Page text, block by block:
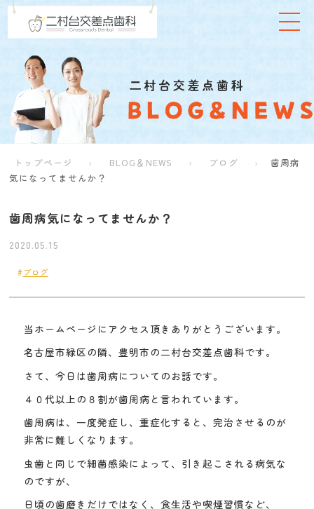
トップページ BLOG＆NEWS ブログ
歯周病
気になってませんか？
歯周病気になってませんか？
2020.05.15
ブログ
当ホームページにアクセス頂きありがとうございます。
名古屋市緑区の隣、豊明市の二村台交差点歯科です。
さて、今日は歯周病についてのお話です。
４０代以上の８割が歯周病と言われています。
歯周病は、一度発症し、重症化すると、完治させるのが
非常に難しくなります。
虫歯と同じで細菌感染によって、引き起こされる病気な
のですが、
日頃の歯磨きだけではなく、食生活や喫煙習慣など、